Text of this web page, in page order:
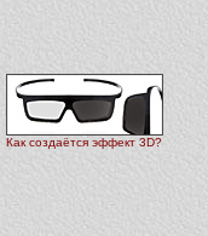
Как создаётся эффект 3D?